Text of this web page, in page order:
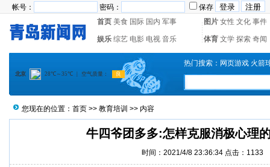
帐号： 密码：
保存
首页 美食 国际 国内 军事 图片 女性 文化 事件
娱乐 综艺 电影 电视 音乐 体育 文学 探索 奇闻
热门搜索： 网页游戏 火箭
您现在的位置： 首页 >> 教育培训 >> 内容
牛四爷团多多:怎样克服消极心理
时间：2021/4/8 23:36:34 点击：1133